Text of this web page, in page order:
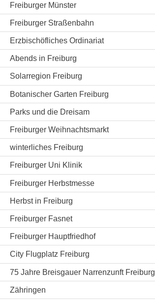
Freiburger Münster
Freiburger Straßenbahn
Erzbischöfliches Ordinariat
Abends in Freiburg
Solarregion Freiburg
Botanischer Garten Freiburg
Parks und die Dreisam
Freiburger Weihnachtsmarkt
winterliches Freiburg
Freiburger Uni Klinik
Freiburger Herbstmesse
Herbst in Freiburg
Freiburger Fasnet
Freiburger Hauptfriedhof
City Flugplatz Freiburg
75 Jahre Breisgauer Narrenzunft Freiburg
Zähringen